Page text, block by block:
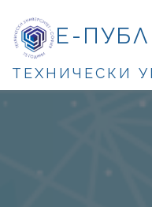
Е-
ТЕХНИЧЕСКИ